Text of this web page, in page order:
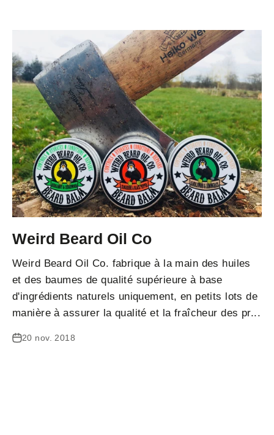
Weird Beard Oil Co
Weird Beard Oil Co. fabrique à la main des huiles
et des baumes de qualité supérieure à base
d'ingrédients naturels uniquement, en petits lots de
manière à assurer la qualité et la fraîcheur des pr...
20 nov. 2018